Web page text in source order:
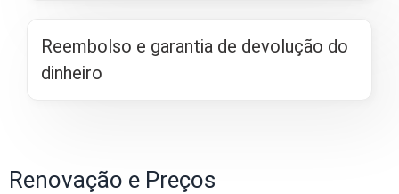
Reembolso e garantia de devolução do
dinheiro
Renovação e Preços